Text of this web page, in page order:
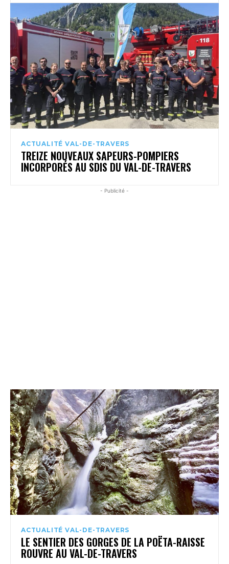
ACTUALITÉ VAL-DE-TRAVERS
TREIZE NOUVEAUX SAPEURS-POMPIERS
INCORPORÉS AU SDIS DU VAL-DE-TRAVERS
- Publicité -
ACTUALITÉ VAL-DE-TRAVERS
LE SENTIER DES GORGES DE LA POËTA-RAISSE
ROUVRE AU VAL-DE-TRAVERS